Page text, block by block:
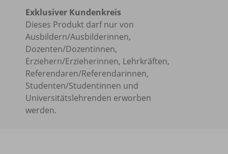
Exklusiver Kundenkreis
Dieses Produkt darf nur von
Ausbildern/Ausbilderinnen,
Dozenten/Dozentinnen,
Erziehern/Erzieherinnen, Lehrkräften,
Referendaren/Referendarinnen,
Studenten/Studentinnen und
Universitätslehrenden erworben
werden.